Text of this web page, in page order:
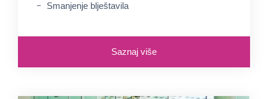
Smanjenje blještavila
Saznaj više